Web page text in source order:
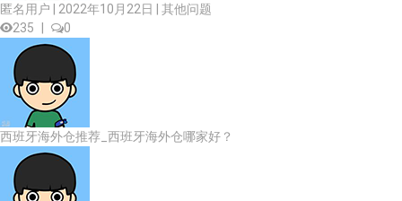
匿名用户 | 2022年10月22日 | 其他问题
235
0
西班牙海外仓推荐_西班牙海外仓哪家好？